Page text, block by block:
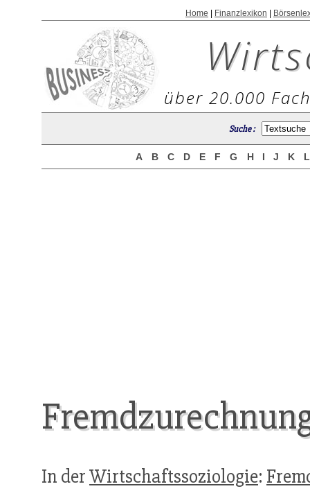
Home Finanzlexikon
über 20.000
Suche :
A B C D E F G H I J K
In derWirtschaftssoziologie: